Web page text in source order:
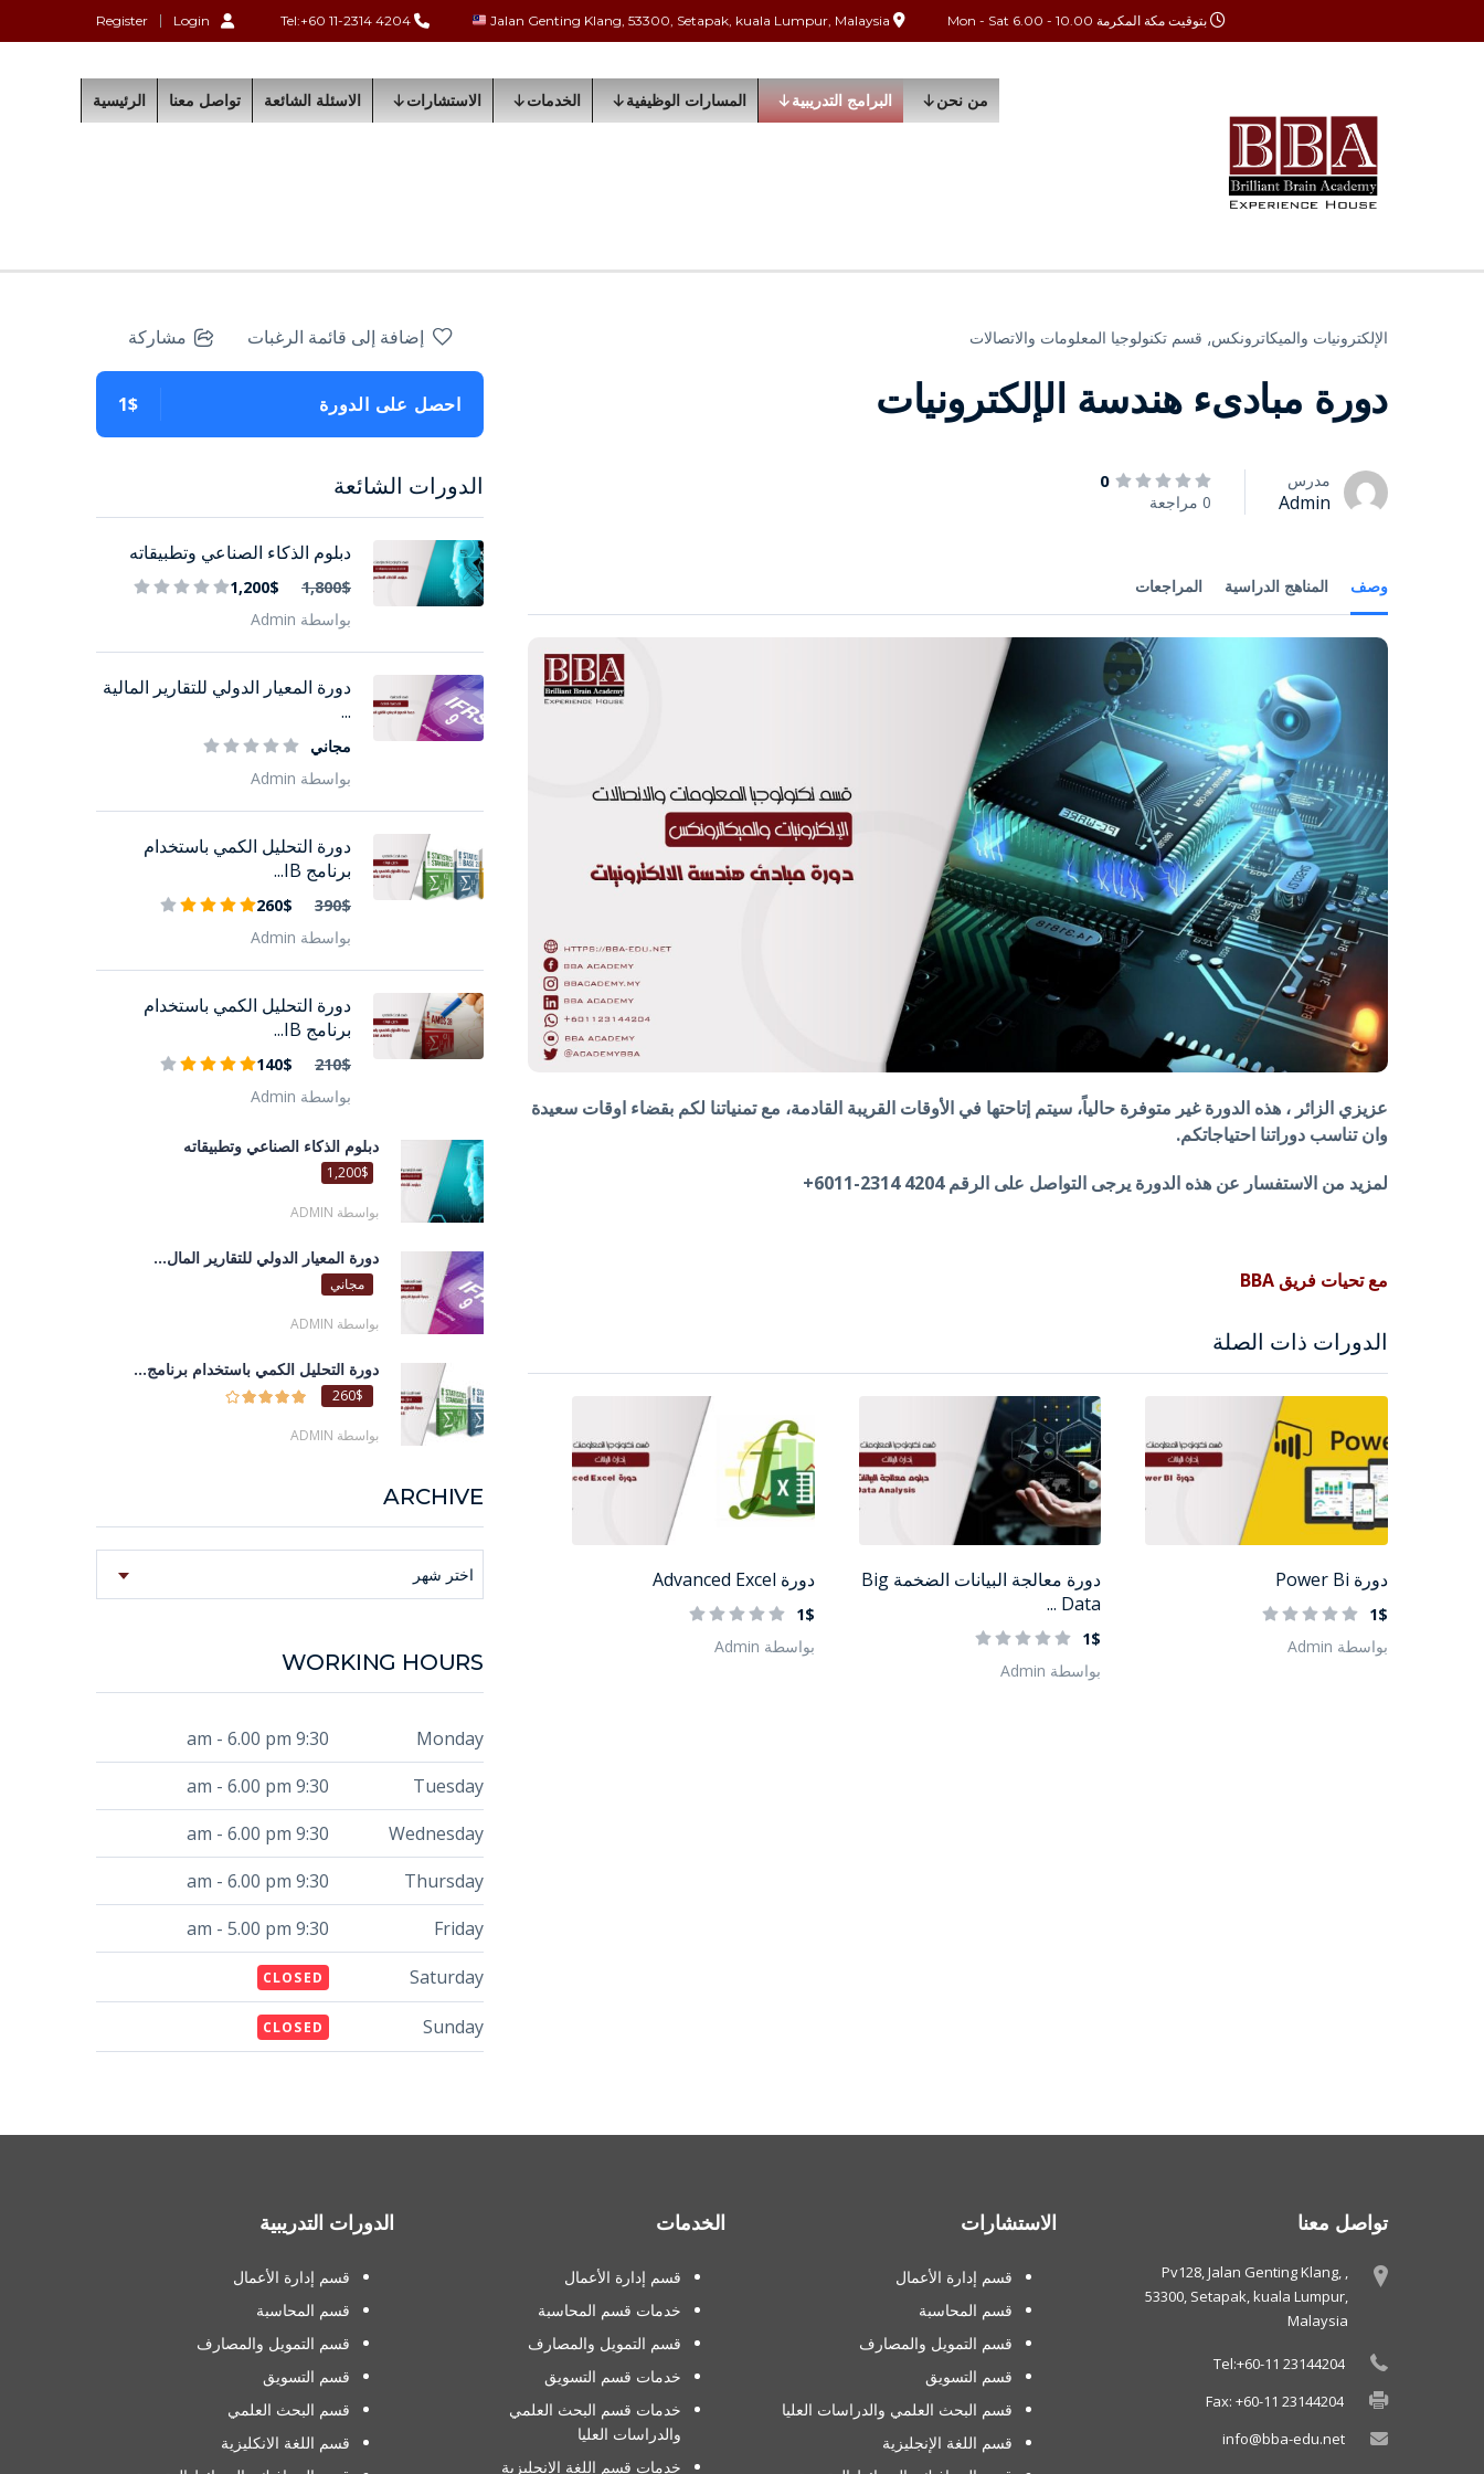
Login
Register بتوقيت مكة المكرمة Mon - Sat 6.00 - 10.00
من نحن الرئيسية البرامج التدريبية المسارات الوظيفية الخدمات الاستشارات الاسئلة الشائعة تواصل معنا
الإلكترونيات والميكاترونكس⸲ قسم تكنولوجيا المعلومات والاتصالات
دورة مبادىء هندسة الإلكترونيات
مدرس
Admin
0
0 مراجعة
وصف المناهج الدراسية المراجعات
عزيزي الزائر ، هذه الدورة غير متوفرة حالياً، سيتم إتاحتها في الأوقات القريبة القادمة، مع تمنياتنا لكم بقضاء اوقات سعيدة
وان تناسب دوراتنا احتياجاتكم.
لمزيد من الاستفسار عن هذه الدورة يرجى التواصل على الرقم 4204 2314-6011+
مع تحيات فريق BBA
الدورات ذات الصلة
دورة Power Bi
1$
بواسطة Admin
دورة معالجة البيانات الضخمة Big
Data ...
1$
بواسطة Admin
دورة Advanced Excel
1$
بواسطة Admin
إضافة إلى قائمة الرغبات مشاركة
احصل على الدورة 1$
الدورات الشائعة
دبلوم الذكاء الصناعي وتطبيقاته
1,800$
1,200$
بواسطة Admin
دورة المعيار الدولي للتقارير المالية
...
مجاني
بواسطة Admin
دورة التحليل الكمي باستخدام
برنامج IB...
390$
260$
بواسطة Admin
دورة التحليل الكمي باستخدام
برنامج IB...
210$
140$
بواسطة Admin
دبلوم الذكاء الصناعي وتطبيقاته
1,200$
بواسطة ADMIN
دورة المعيار الدولي للتقارير المال...
مجاني
بواسطة ADMIN
دورة التحليل الكمي باستخدام برنامج...
260$
بواسطة ADMIN
ARCHIVE
اختر شهر
WORKING HOURS
Monday
9:30 am - 6.00 pm
Tuesday
9:30 am - 6.00 pm
Wednesday
9:30 am - 6.00 pm
Thursday
9:30 am - 6.00 pm
Friday
9:30 am - 5.00 pm
Saturday
CLOSED
Sunday
CLOSED
تواصل معنا
Pv128, Jalan Genting Klang, ,
53300, Setapak, kuala Lumpur,
Malaysia
Tel:+60-11 23144204
Fax: +60-11 23144204
info@bba-edu.net
الاستشارات
قسم إدارة الأعمال
قسم المحاسبة
قسم التمويل والمصارف
قسم التسويق
قسم البحث العلمي والدراسات العليا
قسم اللغة الإنجليزية
الخدمات
قسم إدارة الأعمال
خدمات قسم المحاسبة
قسم التمويل والمصارف
خدمات قسم التسويق
خدمات قسم البحث العلمي
والدراسات العليا
خدمات قسم اللغة الإنجليزية
الدورات التدريبية
قسم إدارة الأعمال
قسم المحاسبة
قسم التمويل والمصارف
قسم التسويق
قسم البحث العلمي
قسم اللغة الانكليزية